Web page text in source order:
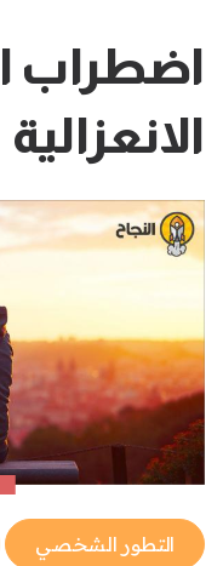
اضطراب
الانعزالية
التطور الشخصي